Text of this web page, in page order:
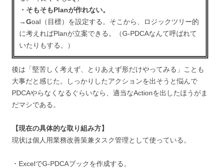
・そもそもPlanが作れない。
→Goal（目標）を設定する。そこから、ロジックツリー的
に考えればPlanが立案できる。（G-PDCAなんて呼ばれて
いたりもする。）
後は「堅苦しく考えず、とりあえず形だけやってみる」ことも
大事だと感じた。しっかりしたアクションを出そうと悩んで
PDCAやらなくなるぐらいなら、適当なActionを出したほうがま
だマシである。
【現在の具体的な取り組み方】
現状は個人用業務改善策兼タスク管理として使っている。
・ExcelでG-PDCAブックを作成する。